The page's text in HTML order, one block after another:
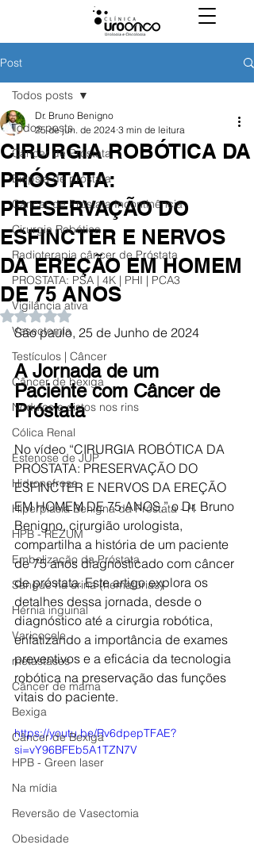
Post
Todos posts
Câncer de Próstata
Biópsia de próstata
Câncer de Próstata Incontinência
Cirurgia Robótica
Radioterapia câncer de Próstata
PROSTATA: PSA | 4K | PHI | PCA3
Vigilância ativa
Vasectomia
Testículos | Câncer
Câncer de bexiga
Nódulos e cistos nos rins
Cólica Renal
Estenose de JUP
Hidronefrose
Hiperplasia Benigna da Próstata - H
HPB - REZUM
Embolização da Próstata
Sangue na urina (hematúrias)
Hérnia inguinal
Varicocele
metástases
Câncer de mama
Bexiga
Câncer de Bexiga
HPB - Green laser
Na mídia
Reversão de Vasectomia
Obesidade
Todos posts
CIRURGIA ROBÓTICA DA
PRÓSTATA:
PRESERVAÇÃO DO
ESFINCTER E NERVOS
DA EREÇÃO EM HOMEM
DE 75 ANOS
Dr. Bruno Benigno
25 de jun. de 2024 3 min de leitura
Avaliado com NaN de 5 estrelas.
São paulo, 25 de Junho de 2024
A Jornada de um
Paciente com Câncer de
Próstata
No vídeo “CIRURGIA ROBÓTICA DA
PRÓSTATA: PRESERVAÇÃO DO
ESFINCTER E NERVOS DA EREÇÃO
EM HOMEM DE 75 ANOS,” o Dr. Bruno
Benigno, cirurgião urologista,
compartilha a história de um paciente
de 75 anos diagnosticado com câncer
de próstata. Este artigo explora os
detalhes dessa jornada, desde o
diagnóstico até a cirurgia robótica,
enfatizando a importância de exames
preventivos e a eficácia da tecnologia
robótica na preservação das funções
vitais do paciente.
https://youtu.be/Rv6dpepTFAE?
si=vY96BFEb5A1TZN7V